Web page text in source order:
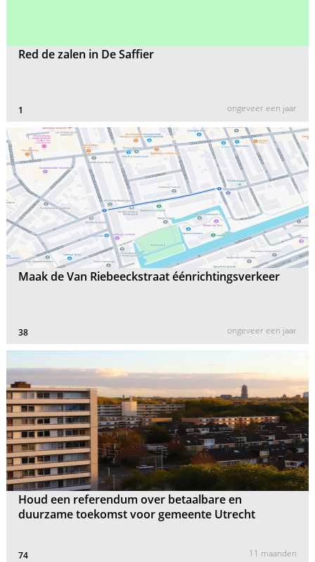
Red de zalen in De Saffier
1 ongeveer een jaar
Maak de Van Riebeeckstraat éénrichtingsverkeer
38 ongeveer een jaar
Houd een referendum over betaalbare en
duurzame toekomst voor gemeente Utrecht
74 11 maanden